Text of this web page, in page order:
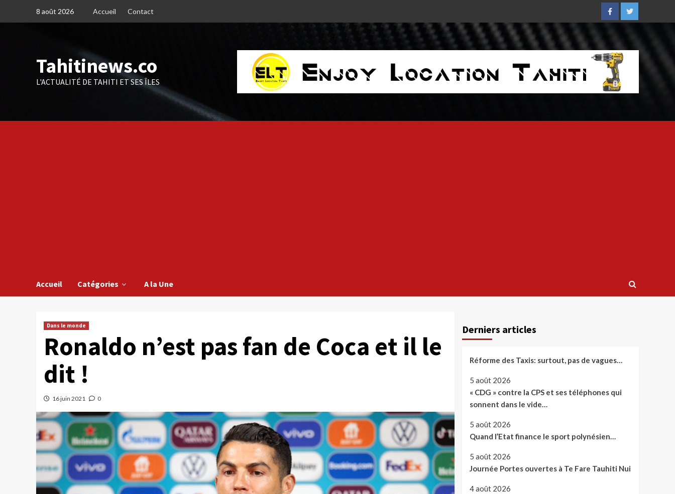
8 août 2026 Accueil Contact
FacebookTwitter
Tahitinews.co
L'ACTUALITÉ DE TAHITI ET SES ÎLES
Accueil Catégories A la Une
Dans le monde
Ronaldo n’est pas fan de Coca et il le
dit !
16 juin 2021 0
Derniers articles
Réforme des Taxis: surtout, pas de vagues…
5 août 2026
« CDG » contre la CPS et ses téléphones qui
sonnent dans le vide…
5 août 2026
Quand l’Etat finance le sport polynésien…
5 août 2026
Journée Portes ouvertes à Te Fare Tauhiti Nui
4 août 2026